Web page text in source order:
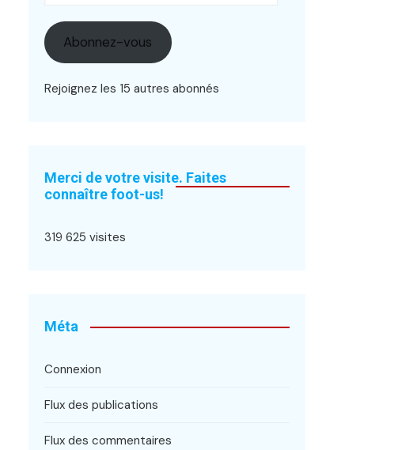
Abonnez-vous
Rejoignez les 15 autres abonnés
Merci de votre visite. Faites
connaître foot-us!
319 625 visites
Méta
Connexion
Flux des publications
Flux des commentaires